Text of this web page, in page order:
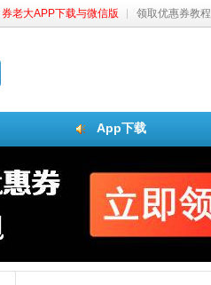
券老大APP下载与微信版 领取优惠券教程
App下载